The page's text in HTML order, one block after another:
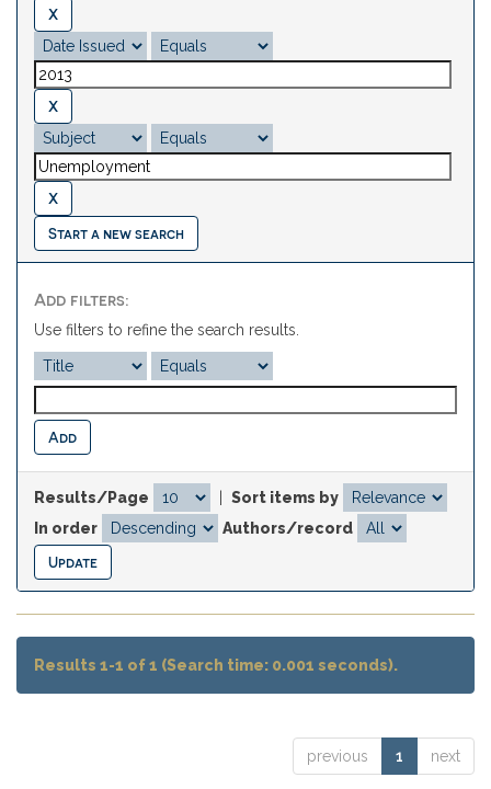
Start a new search
Add filters:
Use filters to refine the search results.
Results/Page
Sort items by
In order
Authors/record
Results 1-1 of 1 (Search time: 0.001 seconds).
previous 1 next